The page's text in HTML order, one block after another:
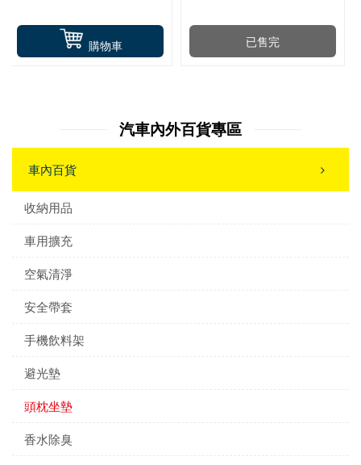
購物車 已售完
汽車內外百貨專區
車內百貨
收納用品
車用擴充
空氣清淨
安全帶套
手機飲料架
避光墊
頭枕坐墊
香水除臭